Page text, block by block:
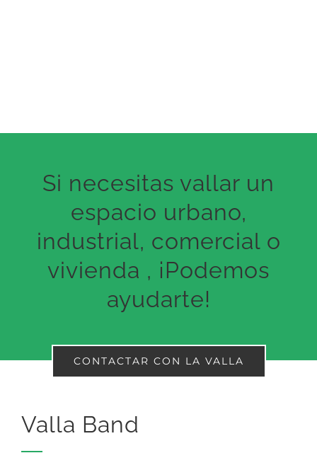
Si necesitas vallar un
espacio urbano,
industrial, comercial o
vivienda , ¡Podemos
ayudarte!
CONTACTAR CON LA VALLA
Valla Band